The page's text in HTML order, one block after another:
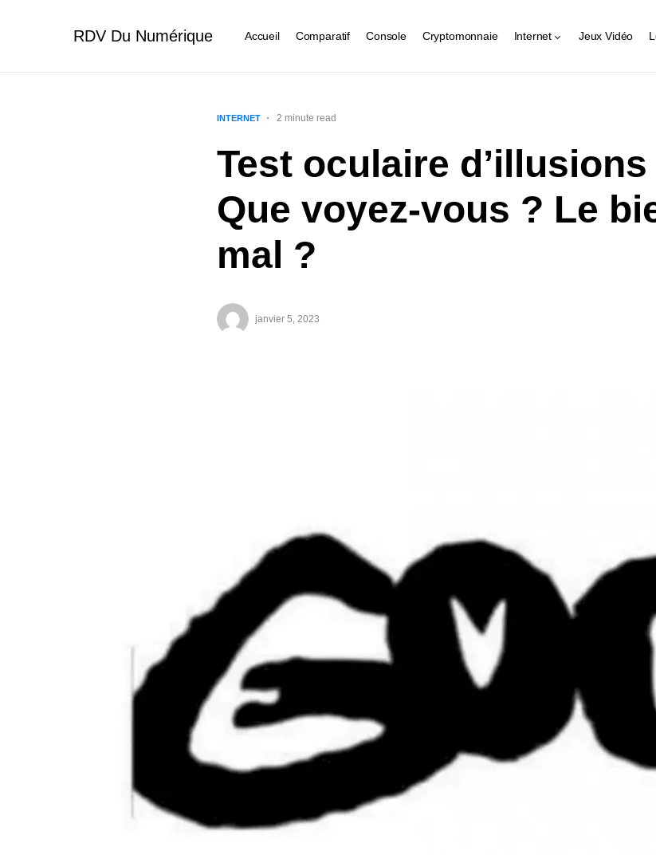
RDV Du Numérique Accueil Comparatif Console Cryptomonnaie Internet Jeux Vidéo
INTERNET 2 minute read
Test oculaire d’illusions
Que voyez-vous ? Le
mal ?
janvier 5, 2023